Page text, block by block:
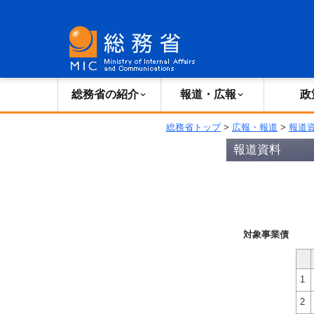
総務省の紹介 報道・広報 政
総務省トップ> 広報・報道 > 報道
報道資料
対象事業債
1
2